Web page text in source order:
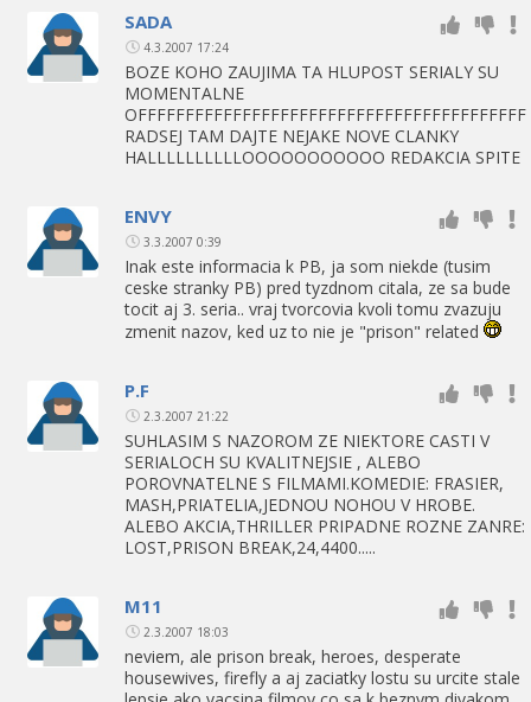
SADA
4.3.2007 17:24
BOZE KOHO ZAUJIMA TA HLUPOST SERIALY SU
MOMENTALNE
OFFFFFFFFFFFFFFFFFFFFFFFFFFFFFFFFFFFFFFFFF
RADSEJ TAM DAJTE NEJAKE NOVE CLANKY
HALLLLLLLLLLOOOOOOOOOOO REDAKCIA SPITE
ENVY
3.3.2007 0:39
Inak este informacia k PB, ja som niekde (tusim
ceske stranky PB) pred tyzdnom citala, ze sa bude
tocit aj 3. seria.. vraj tvorcovia kvoli tomu zvazuju
zmenit nazov, ked uz to nie je "prison" related
P.F
2.3.2007 21:22
SUHLASIM S NAZOROM ZE NIEKTORE CASTI V
SERIALOCH SU KVALITNEJSIE , ALEBO
POROVNATELNE S FILMAMI.KOMEDIE: FRASIER,
MASH,PRIATELIA,JEDNOU NOHOU V HROBE.
ALEBO AKCIA,THRILLER PRIPADNE ROZNE ZANRE:
LOST,PRISON BREAK,24,4400.....
M11
2.3.2007 18:03
neviem, ale prison break, heroes, desperate
housewives, firefly a aj zaciatky lostu su urcite stale